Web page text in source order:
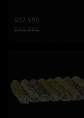
$37.990
$43.990